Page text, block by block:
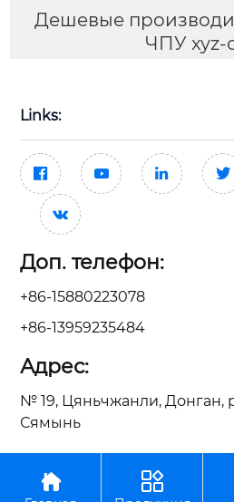
Дешевые
ЧПУ xyz-
Links:
   

Доп. телефон:
+86-15880223078
+86-13959235484
Адрес:
№ 19, Цяньчжанли, Донган,
Сямынь
ООО Сямынь Тайсин
 